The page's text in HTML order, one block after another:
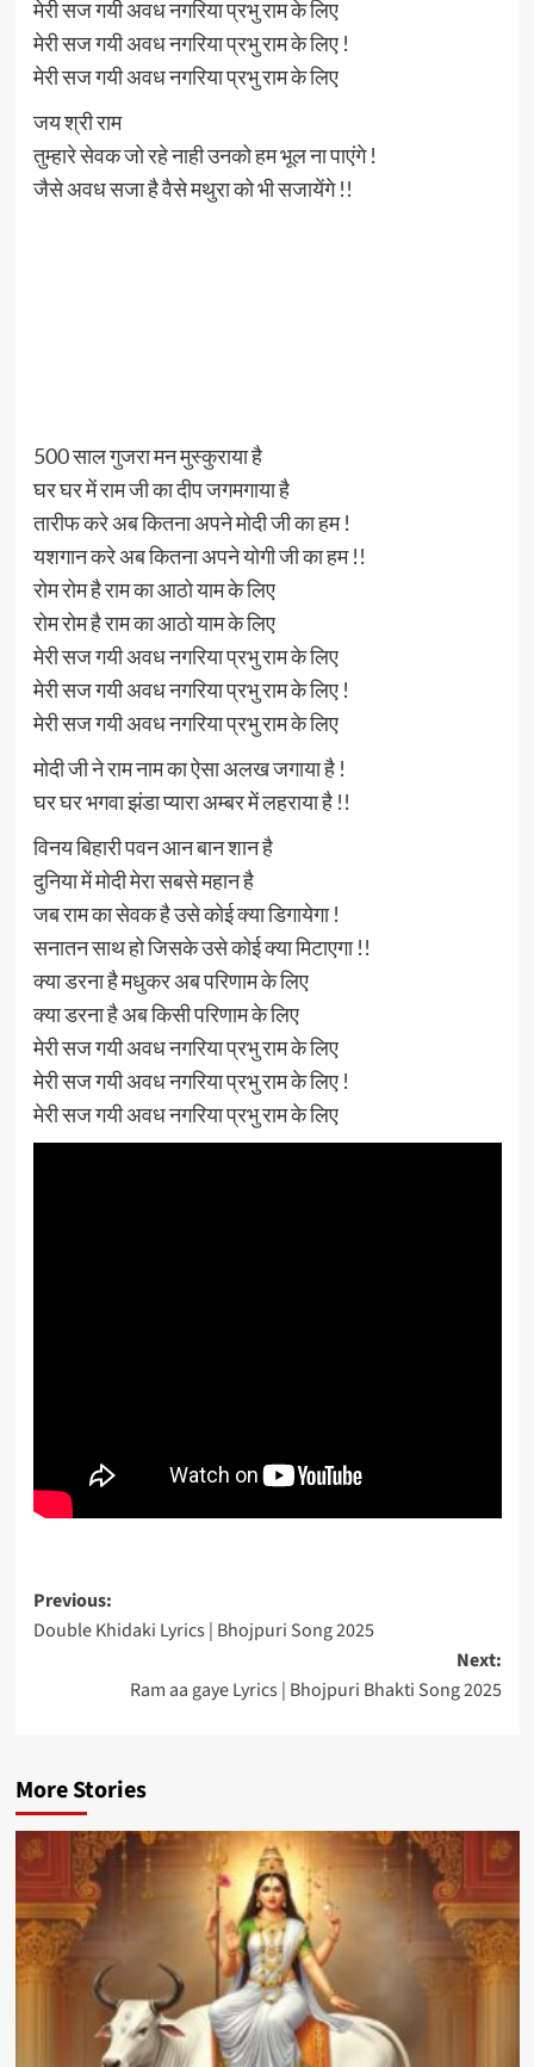
मेरी सज गयी अवध नगरिया प्रभु राम के लिए
मेरी सज गयी अवध नगरिया प्रभु राम के लिए !
मेरी सज गयी अवध नगरिया प्रभु राम के लिए
जय श्री राम
तुम्हारे सेवक जो रहे नाही उनको हम भूल ना पाएंगे !
जैसे अवध सजा है वैसे मथुरा को भी सजायेंगे !!
500 साल गुजरा मन मुस्कुराया है
घर घर में राम जी का दीप जगमगाया है
तारीफ करे अब कितना अपने मोदी जी का हम !
यशगान करे अब कितना अपने योगी जी का हम !!
रोम रोम है राम का आठो याम के लिए
रोम रोम है राम का आठो याम के लिए
मेरी सज गयी अवध नगरिया प्रभु राम के लिए
मेरी सज गयी अवध नगरिया प्रभु राम के लिए !
मेरी सज गयी अवध नगरिया प्रभु राम के लिए
मोदी जी ने राम नाम का ऐसा अलख जगाया है !
घर घर भगवा झंडा प्यारा अम्बर में लहराया है !!
विनय बिहारी पवन आन बान शान है
दुनिया में मोदी मेरा सबसे महान है
जब राम का सेवक है उसे कोई क्या डिगायेगा !
सनातन साथ हो जिसके उसे कोई क्या मिटाएगा !!
क्या डरना है मधुकर अब परिणाम के लिए
क्या डरना है अब किसी परिणाम के लिए
मेरी सज गयी अवध नगरिया प्रभु राम के लिए
मेरी सज गयी अवध नगरिया प्रभु राम के लिए !
मेरी सज गयी अवध नगरिया प्रभु राम के लिए
Post
navigation
Previous:
Double Khidaki Lyrics | Bhojpuri Song 2025
Next:
Ram aa gaye Lyrics | Bhojpuri Bhakti Song 2025
More Stories